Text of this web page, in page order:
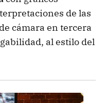
de las
cámara en tercera
al estilo del